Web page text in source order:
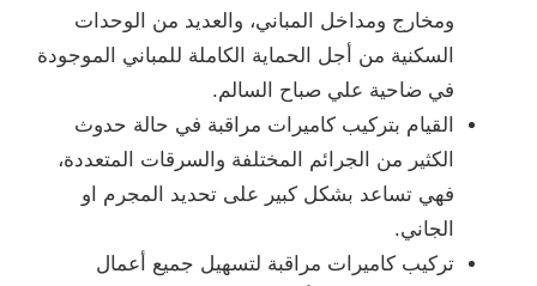
ومخارج ومداخل المباني، والعديد من الوحدات
السكنية من أجل الحماية الكاملة للمباني الموجودة
في ضاحية علي صباح السالم.
القيام بتركيب كاميرات مراقبة في حالة حدوث
الكثير من الجرائم المختلفة والسرقات المتعددة،
فهي تساعد بشكل كبير على تحديد المجرم او
الجاني.
تركيب كاميرات مراقبة لتسهيل جميع أعمال